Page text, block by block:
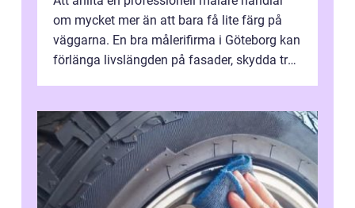
om mycket mer än att bara få lite färg på
väggarna. En bra målerifirma i Göteborg kan
förlänga livslängden på fasader, skydda trä